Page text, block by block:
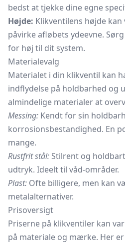
bedst at tjekke dine egne
Højde: Klikventilens højde
påvirke afløbets ydeevne.
for høj til dit system.
Materialevalg
Materialet i din klikventil kan
indflydelse på holdbarhed og
almindelige materialer at
Messing: Kendt for sin
korrosionsbestandighed. En
mange.
Rustfrit stål: Stilrent og
udtryk. Ideelt til våd-områder.
Plast: Ofte billigere, men kan
metalalternativer.
Prisoversigt
Priserne på klikventiler kan
på materiale og mærke. Her